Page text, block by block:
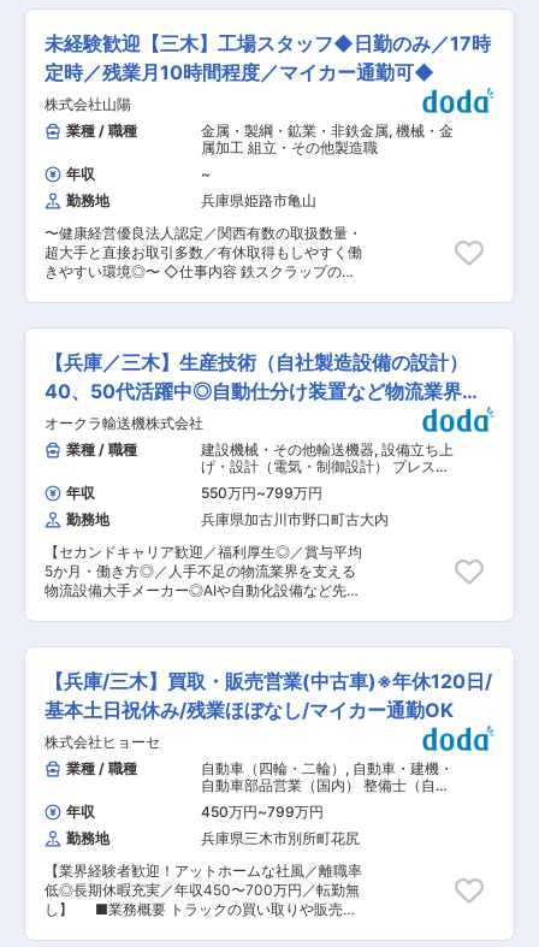
必要な業務・知見を取得することで、不動産のプ
ロフェッショナルを目指せます。 ■携わる案件は
居住用不動産がメインですが、お客さまからの依
頼によっては、事業用不動産の売買仲介もお任せ
します。 ※億円単位の一棟収益マンションやビ
ル、工場などお客さまのご要望に応じて、仲介だ
けではなく、自社買取の提案や賃貸経営の提案を
することが可能です。 ＜配属先について＞ ■不
動産流通事業部が展開する各事務所にてご活躍い
ただきます。 各事務所は、4名～10名ほどの人員
構成です。 ※詳細は当社WEBサイトをご確認くだ
さい。 https://www.dh-realestate.co.jp/tenpo/
■中途入社の社員も多く、これまでの経験・知識
スタイルで、フレキシブルな提案が可能です。 ＜
入社後の教育・研修制度＞ ■入社初日は本社また
修を実施。2営業日目より配属先にて上司・先輩
社員に同行しながら、実務を学んでいただきま
す。 ■入社3ヵ月を目安に管理部門主催の研修
や、キャリアアップした際の階層別研修、新任責
任者研修なども準備しています。 ＜キャリアパス
＞ ■一般職 → 主任職 → 管理職 ※これまでのご経
験・実績に応じた職務にて採用を検討します。 ■
配属先の部署で専門性を高めるキャリアだけでは
なく、総合不動産会社として他部署へ異動し、不
FA制度・社内公募制度／一定の要件・選考有り）
部・中国エリアを含め全18都道府県まで店舗を拡
大し、今後全国100店舗展開を目指して急成長を
遂げている当社にて戸建て住宅の設計業務をお任
せします。 ■業務詳細 ・お客様と打ち合わせ／
現地調査 ・プランニングとお見積り作成 └お客様
と3〜4回やりとりして最終的なプランを決定 ・
図面作成 ・施工現場の確認 └図面通りに仕上がっ
ているかの確認のため2〜3回現場へ（積算は現場
監督が担当） ・お引き渡し ■入社後の流れ 先輩
とバディを組んでOJT教育を担当する「ブラザー
制度」を導入し、入社後しばらくは、先輩の仕事
に同行して業務の流れや家づくりの全体的なフロ
ーを学びます。業界で通用する設計担当となれる
よう、じっくりと時間をかけて手厚くサポートし
ます。（独り立ちした後も、いきなり個人行動に
なるわけではなく、必ず先輩がフォローします
により最優秀賞を決定するコンテストも実施！最
優秀賞を受賞した社員には報奨金を支給していま
す。 ■組織構成 ◆分業制で業務効率！ 設計は設
計、積算は積算部、現場の管理は施工管理部、イ
ンテリアはインテリアコーディネーターというよ
うに、役割・業務を細分化。専任担当による分業
制で、効率良く業務を進めることができていま
す。 ■当社について 世界基準の住まいづくりを
行ってきたヤマト住建。現役大工さんが「家を建
てるなら、ヤマト住建で」と声をそろえて言うほ
ど、技術・実績・クオリティの高さは業界全域に
知れ渡っています。また、ＣＭや印刷物などに掛
かる広告費を最小限に抑え、その予算を建材や工
い、設計から施工に至るまでの工程すべてを大切
に想い、丁寧に取り組んでいることで、施主（お
ーストの姿勢をあわせ持ち、業界随一のスピード
で成長・拡大を続けていきます。 変更の範囲：会
社の定める業務
未経験歓迎【三木】工場スタッフ◆日勤のみ／17時
定時／残業月10時間程度／マイカー通勤可◆
株式会社山陽
業種 / 職種
金属・製綱・鉱業・非鉄金属, 機械・金
属加工 組立・その他製造職
年収
~
勤務地
兵庫県姫路市亀山
〜健康経営優良法人認定／関西有数の取扱数量・
超大手と直接お取引多数／有休取得もしやすく働
きやすい環境◎〜 ◇仕事内容 鉄スクラップのリ
た品物を重機で荷下ろし ・品種ごとに選別、検収
・ガス切断や圧縮などの適切な加工処理 ・トラッ
クへの荷物の積み込み ・お取引先へトラックで荷
物の引取 など ※業務に必要な資格取得費用は全
額会社負担で取得が可能で、手に職をつけられま
す。 【組織構成／教育体制】 三木工場：7名で構
成されています。 20代〜50代と幅広い年齢層の
方が活躍中で、未経験からの入社実績もございま
す。 入社後は、OJT形式(実務を通じて習得)で丁
寧にサポートします。 【就業環境】 ・基本的に
は屋外での作業になりますが、空調服の支給や飲
料水の提供等熱中症対策を行っています。 ・「健
康経営優良法人」に認定されており、有休は取得
しやすい雰囲気で、残業も少なく月に10時間程度
です。 【会社PR】 ・地球環境問題に貢献しなが
ら鉄資源のリサイクル一筋に80年 ・鉄スクラッ
域未来牽引企業に認定された優良企業 ・福利厚生
も豊富で有休も取得しやすいためワークライフバ
ランスの実現が可能 景気に左右されにくい事業の
ため、長く安定して働きたい方に最適です。 変更
の範囲：会社の定める業務
【兵庫／三木】生産技術（自社製造設備の設計）
40、50代活躍中◎自動仕分け装置など物流業界を
支える
オークラ輸送機株式会社
業種 / 職種
建設機械・その他輸送機器, 設備立ち上
げ・設計（電気・制御設計） プレス金
型
年収 550万円~799万円
勤務地
兵庫県加古川市野口町古大内
【セカンドキャリア歓迎／福利厚生◎／賞与平均
5か月・働き方◎／人手不足の物流業界を支える
物流設備大手メーカー◎AIや自動化設備など先端
（設備・金型の設計、工程立ち上げ、改善業務）
を幅広くお任せします。 自社4工場（本社、東加
古川、三木第一、三木第二）およびグループ会社
（加西市）の工場を統括します。 週に数回程度各
工場の現場へ赴き、直接設備の導入や改善指導な
どを行っていただきます。 ＜具体的には＞ ・設
計・開発 金型（プレス)・加工機の開発および
iCADを用いた設計、治具設計 ・生産準備・立ち
上げ 工程レイアウト設計、量産体制の構築 新規
設備の導入・立ち上げ・試運転 ・改善・保守 生
産性および品質の改善活動 現場でのトラブル対応
■組織構成 生産本部 ものづくり推進課（計8名）
３０代から５０代まで幅広く在籍しております。
中途入社の方も多く馴染みやすい環境です ■働き
方 年間休日125日、土日祝基本休みと働きやすい
環境に加え、住宅手当・家族手当・勤務地手当と
【兵庫/三木】買取・販売営業(中古車)※年休120日/
基本土日祝休み/残業ほぼなし/マイカー通勤OK
株式会社ヒョーセ
業種 / 職種
自動車（四輪・二輪） , 自動車・建機・
自動車部品営業（国内） 整備士（自動
車・建機・航空機など）
年収 450万円~799万円
勤務地
兵庫県三木市別所町花尻
【業界経験者歓迎！アットホームな社風／離職率
低◎長期休暇充実／年収450〜700万円／転勤無
し】 ■業務概要 トラックの買い取りや販売に